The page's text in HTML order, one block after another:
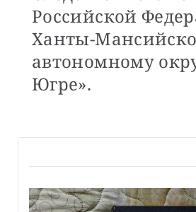
Российской
Ханты-
автономному
Югре».